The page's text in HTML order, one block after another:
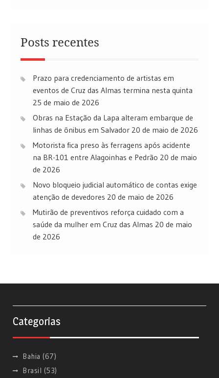
Posts recentes
Prazo para credenciamento de artistas em
eventos de Cruz das Almas termina nesta quinta
25 de maio de 2026
Obras na Estação da Lapa alteram embarque de
linhas de ônibus em Salvador 20 de maio de 2026
Motorista fica preso às ferragens após acidente
na BR-101 entre Alagoinhas e Pedrão 20 de maio
de 2026
Novo bloqueio judicial automático de contas exige
atenção de devedores 20 de maio de 2026
Mutirão de preventivos reforça cuidado com a
saúde da mulher em Cruz das Almas 20 de maio
de 2026
Categorias
Bahia (67)
Brasil (53)